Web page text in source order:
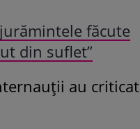
făcute
din suflet”
au criticat